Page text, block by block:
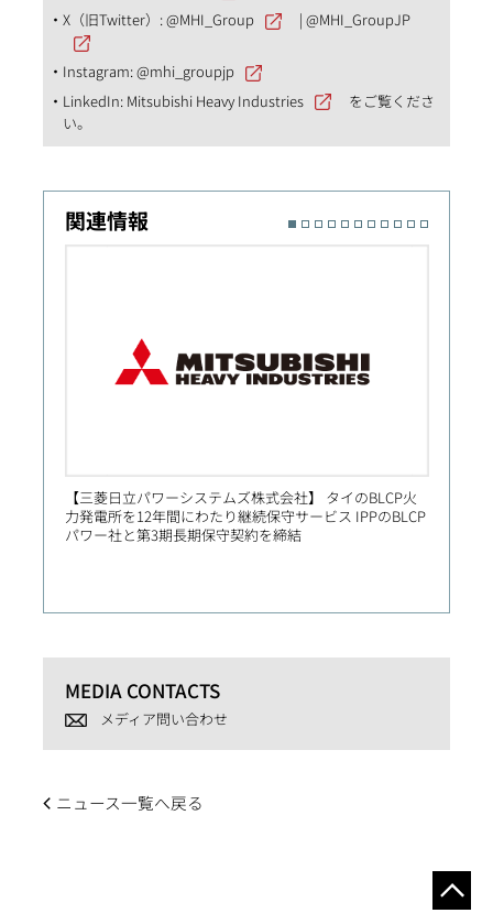
X（旧Twitter）:@MHI_Group |@MHI_GroupJP
Instagram:@mhi_groupjp
LinkedIn: Mitsubishi Heavy Industries
をご覧くださ
い。
関連情報
【三菱日立パワーシステムズ株式会社】 タイのBLCP火
力発電所を12年間にわたり継続保守サービス IPPのBLCP
パワー社と第3期長期保守契約を締結
MEDIA CONTACTS
メディア問い合わせ
ニュース一覧へ戻る